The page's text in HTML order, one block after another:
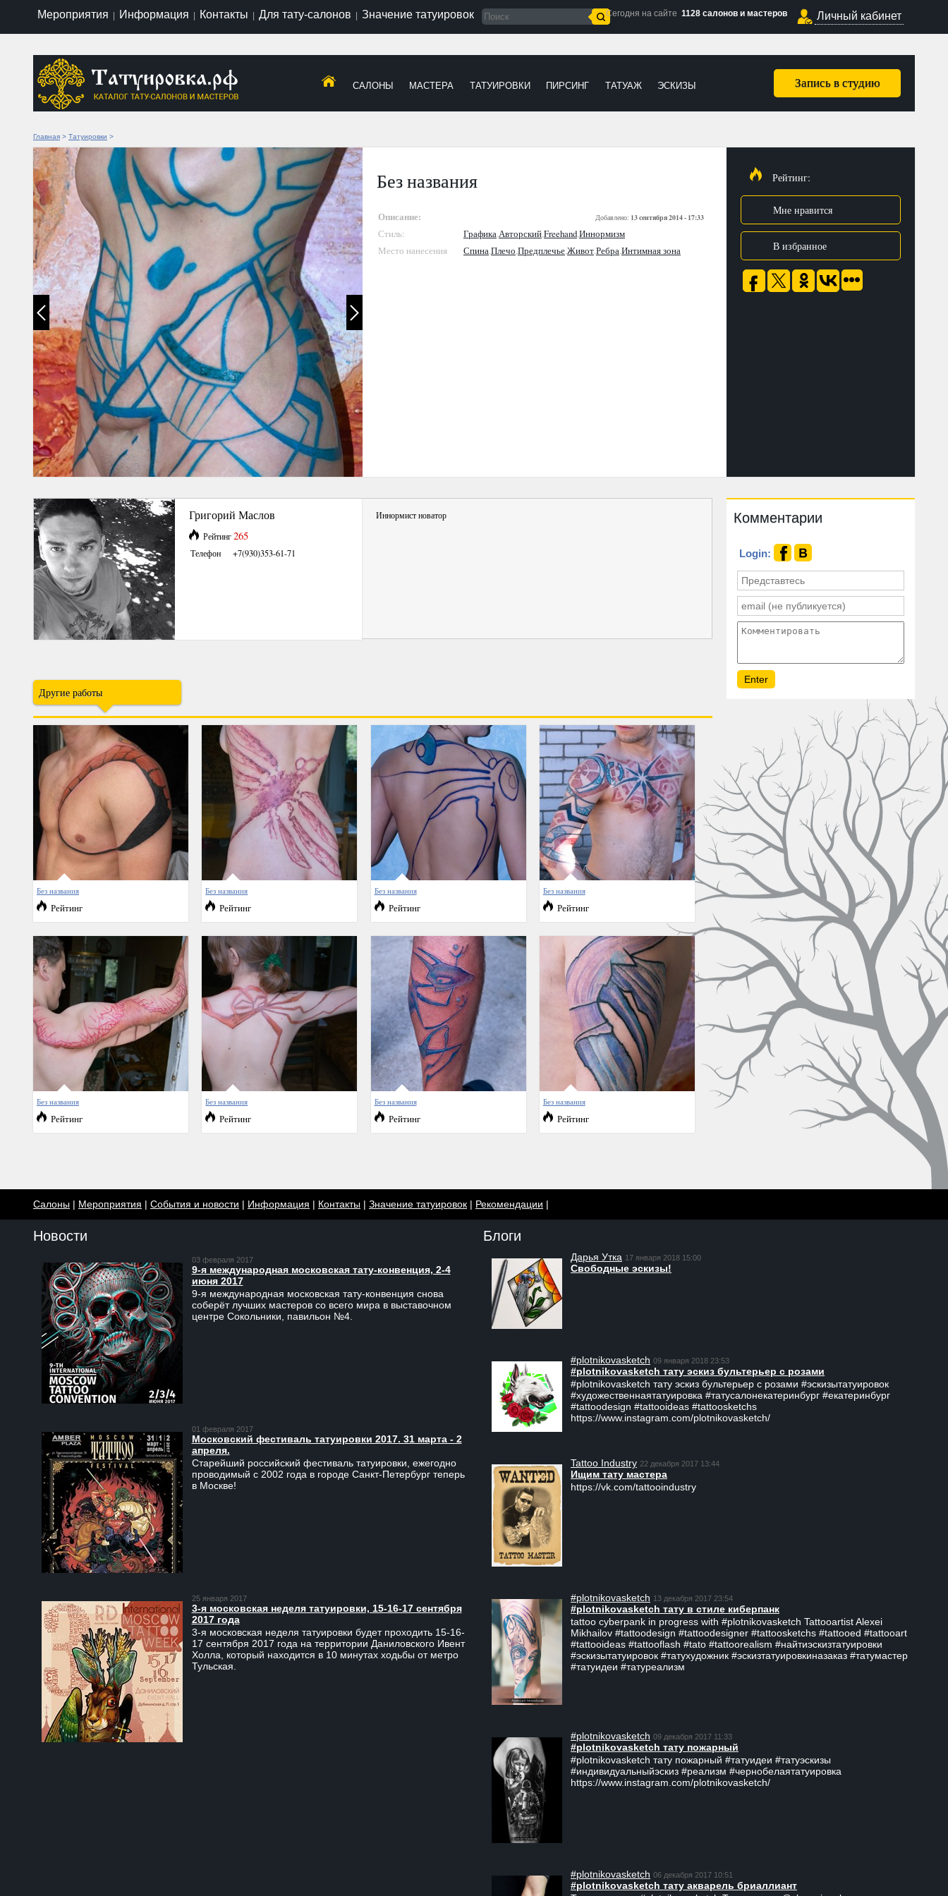
Мероприятия Информация Контакты Для тату-салонов Значение татуировок Сегодня на сайте 1128 салонов и мастеров Личный кабинет
Запись в студию
САЛОНЫ МАСТЕРА ТАТУИРОВКИ ПИРСИНГ ТАТУАЖ ЭСКИЗЫ
Главная > Татуировки >
Без названия
Описание: Добавлено: 13 сентября 2014 - 17:33
Стиль: Графика,Авторский,Freehand,Иннормизм
Место нанесения
Спина,Плечо,Предплечье,Живот,Ребра,Интимная зона
Рейтинг:
Мне нравится
В избранное
Григорий Маслов
Рейтинг265
Телефон +7(930)353-61-71
Иннормист новатор
Другие работы
Без названия
Рейтинг
Без названия
Рейтинг
Без названия
Рейтинг
Без названия
Рейтинг
Без названия
Рейтинг
Без названия
Рейтинг
Без названия
Рейтинг
Без названия
Рейтинг
Комментарии
Login:
Салоны | Мероприятия | События и новости | Информация | Контакты | Значение татуировок | Рекомендации |
Новости
03 февраля 2017
9-я международная московская тату-конвенция, 2-4
июня 2017
9-я международная московская тату-конвенция снова
соберёт лучших мастеров со всего мира в выставочном
центре Сокольники, павильон №4.
01 февраля 2017
Московский фестиваль татуировки 2017. 31 марта - 2
апреля.
Старейший российский фестиваль татуировки, ежегодно
проводимый с 2002 года в городе Санкт-Петербург теперь
в Москве!
25 января 2017
3-я московская неделя татуировки, 15-16-17 сентября
2017 года
3-я московская неделя татуировки будет проходить 15-16-
17 сентября 2017 года на территории Даниловского Ивент
Холла, который находится в 10 минутах ходьбы от метро
Тульская.
Блоги
Дарья Утка 17 января 2018 15:00
Свободные эскизы!
#plotnikovasketch 09 января 2018 23:53
#plotnikovasketch тату эскиз бультерьер с розами
#plotnikovasketch тату эскиз бультерьер с розами #эскизытатуировок
#художественнаятатуировка #татусалонекатеринбург #екатеринбург
#tattoodesign #tattooideas #tattoosketchs
https://www.instagram.com/plotnikovasketch/
Tattoo Industry 22 декабря 2017 13:44
Ищим тату мастера
https://vk.com/tattooindustry
#plotnikovasketch 13 декабря 2017 23:54
#plotnikovasketch тату в стиле киберпанк
tattoo cyberpank in progress with #plotnikovasketch Tattooartist Alexei
Mikhailov #tattoodesign #tattoodesigner #tattoosketchs #tattooed #tattooart
#tattooideas #tattooflash #tato #tattoorealism #найтиэскизтатуировки
#эскизытатуировок #татухудожник #эскизтатуировкиназаказ #татумастер
#татуидеи #татуреализм
#plotnikovasketch 09 декабря 2017 11:33
#plotnikovasketch тату пожарный
#plotnikovasketch тату пожарный #татуидеи #татуэскизы
#индивидуальныйэскиз #реализм #чернобелаятатуировка
https://www.instagram.com/plotnikovasketch/
#plotnikovasketch 06 декабря 2017 10:51
#plotnikovasketch тату акварель бриаллиант